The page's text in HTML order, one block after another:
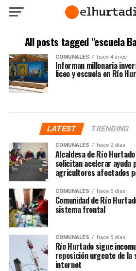
All posts tagged "escuela
COMUNALES hace 4 años
Informan millonaria
liceo y escuela en Río
LATEST TRENDING
COMUNALES hace 2 días
Alcaldesa de Río
solicitan acelerar ayuda
agricultores afectados
COMUNALES hace 5 días
Comunidad de Río
sistema frontal
COMUNALES hace 5 días
Río Hurtado sigue
reposición urgente de la
internet